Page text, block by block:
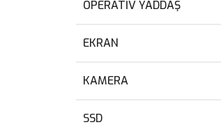
OPERATIV YADDAŞ
EKRAN
KAMERA
SSD